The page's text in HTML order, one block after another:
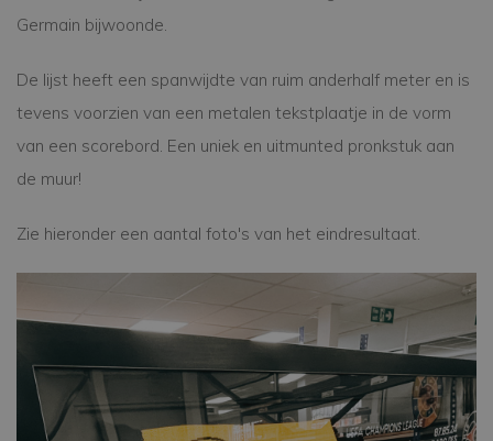
Germain bijwoonde.
De lijst heeft een spanwijdte van ruim anderhalf meter en is
tevens voorzien van een metalen tekstplaatje in de vorm
van een scorebord. Een uniek en uitmunted pronkstuk aan
de muur!
Zie hieronder een aantal foto's van het eindresultaat.